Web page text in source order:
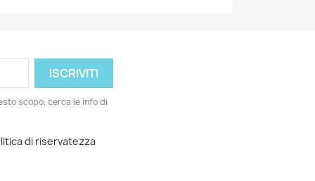
scopo, cerca le info di
di riservatezza